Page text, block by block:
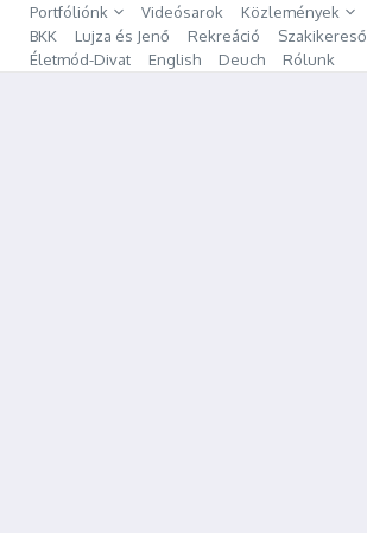
Ugrás a tartalomhoz
Portfóliónk Videósarok
Közlemények
BKK
Lujza és Jenő Rekreáció
Szakikereső
Életmód-Divat
English Deuch Rólunk